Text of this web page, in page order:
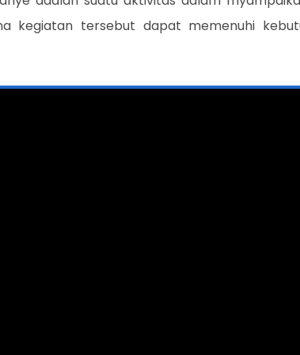
kegiatan tersebut dapat memenuhi